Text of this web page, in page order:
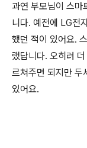
과연 부모님이 스마
니다. 예전에 LG전
했던 적이 있어요.
랬답니다. 오히려
르쳐주면 되지만 두
있어요.